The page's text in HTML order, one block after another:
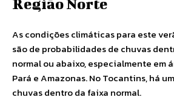
Região Norte
As condições climáticas para este
são de probabilidades de chuvas
normal ou abaixo, especialmente em
Pará e Amazonas. No Tocantins, há
chuvas dentro da faixa normal.